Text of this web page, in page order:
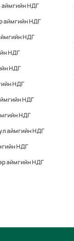
НДГ
аймгийн НДГ
НДГ
НДГ
НДГ
НДГ
НДГ
НДГ
аймгийн НДГ
НДГ
аймгийн НДГ